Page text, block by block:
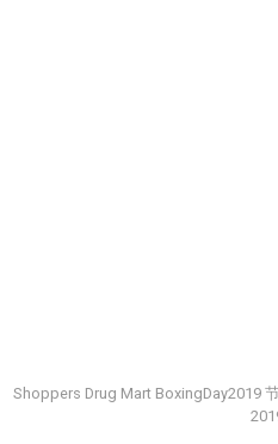
Shoppers Drug Mart BoxingDay2019